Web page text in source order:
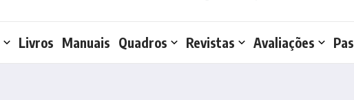
Livros Manuais Quadros Revistas Avaliações